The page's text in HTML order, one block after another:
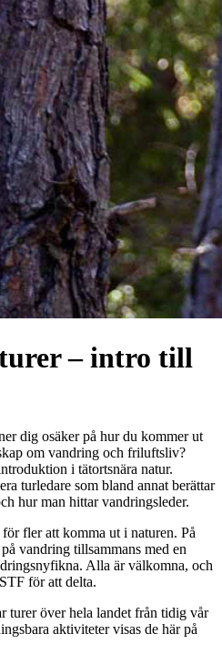
– intro till
dig osäker på hur du kommer ut
om vandring och friluftsliv?
i tätortsnära natur.
turledare som bland annat berättar
hur man hittar vandringsleder.
fler att komma ut i naturen. På
vandring tillsammans med en
Alla är välkomna, och
för att delta.
turer över hela landet från tidig vår
aktiviteter visas de här på